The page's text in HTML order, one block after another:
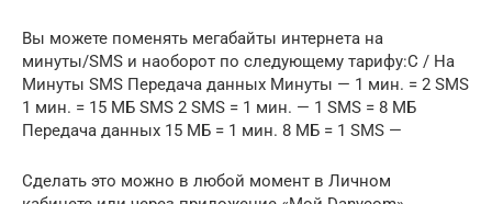
Вы можете поменять мегабайты интернета на
минуты/SMS и наоборот по следующему тарифу:С / На
Минуты SMS Передача данных Минуты — 1 мин. = 2 SMS
1 мин. = 15 МБ SMS 2 SMS = 1 мин. — 1 SMS = 8 МБ
Передача данных 15 МБ = 1 мин. 8 МБ = 1 SMS —
Сделать это можно в любой момент в Личном